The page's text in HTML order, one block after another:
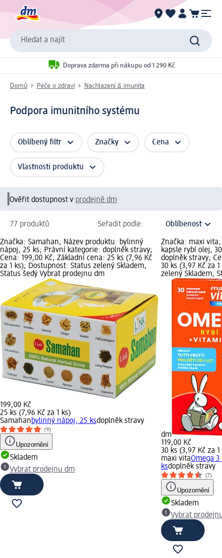
Hledat a najít
Doprava zdarma při nákupu od 1 290 Kč
Domů Péče o zdraví Nachlazení & imunita
Podpora imunitního systému
Oblíbený filtr Značky Cena
Vlastnosti produktu
Ověřit dostupnost v prodejně dm
77 produktů Seřadit podle:
Značka: Samahan; Název produktu: bylinný
nápoj, 25 ks; Právní kategorie: doplněk stravy;
Cena: 199,00 Kč; Základní cena: 25 ks (7,96 Kč
za 1 ks); Dostupnost: Status zelený Skladem,
Status šedý Vybrat prodejnu dm
199,00 Kč
25 ks (7,96 Kč za 1 ks)
Samahanbylinný nápoj, 25 ksdoplněk stravy
(9)
Upozornění
Skladem
Vybrat prodejnu dm
Značka: maxi
kapsle rybí olej,
doplněk stravy;
30 ks (3,97 Kč za
zelený Skladem,
dm
119,00 Kč
30 ks (3,97 Kč za 1
maxi vitaOmega
ksdoplněk stravy
(7)
Upozornění
Skladem
Vybrat